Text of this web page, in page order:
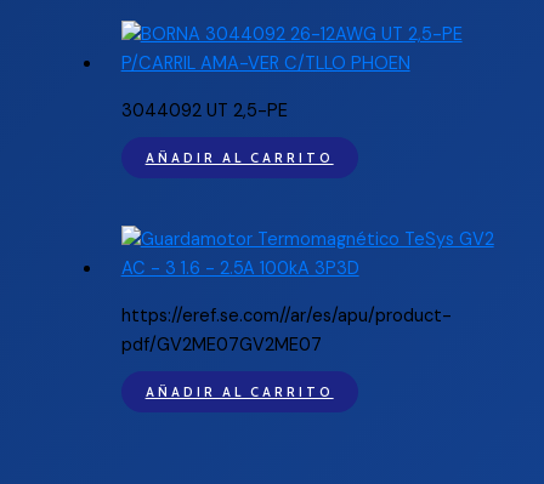
3044092 UT 2,5-PE
AÑADIR AL CARRITO
https://eref.se.com//ar/es/apu/product-
pdf/GV2ME07GV2ME07
AÑADIR AL CARRITO